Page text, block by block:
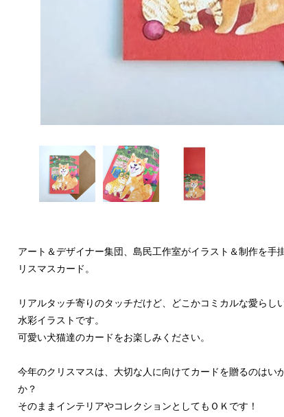
アート＆デザイナー集団、島民工作室がイラスト＆制作を手
リスマスカード。
リアルタッチ寄りのタッチだけど、どこかコミカルな愛らし
水彩イラストです。
可愛い犬猫達のカードをお楽しみください。
今年のクリスマスは、大切な人に向けてカードを贈るのはい
か？
そのままインテリアやコレクションとしてもＯＫです！